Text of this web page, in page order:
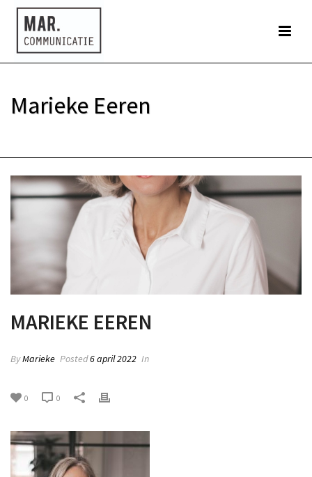
Marieke Eeren
MARIEKE EEREN
ByMarieke Posted6 april 2022 In
0 0